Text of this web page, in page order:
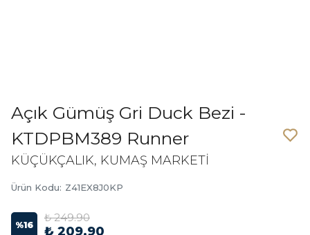
Açık Gümüş Gri Duck Bezi -
KTDPBM389 Runner
KÜÇÜKÇALIK, KUMAŞ MARKETİ
Ürün Kodu: Z41EX8J0KP
%16
₺ 249.90
₺ 209.90